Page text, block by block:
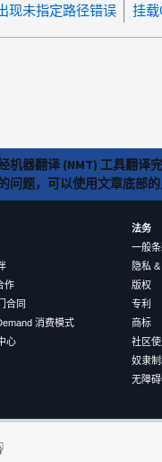
现未指定路径错误
器翻译 (NMT) 工具翻
题，可以使用文章底部的
作
合同
消费模式
心
法务
一般
隐私
版权
专利
商标
社区
奴隶
无障碍